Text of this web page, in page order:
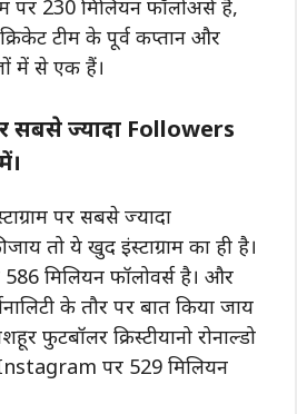
पर 230 मिलियन फॉलोअर्स है,
टीम के पूर्व कप्तान और
में से एक हैं।
सबसे ज्यादा Followers
पर सबसे ज्यादा
तो ये खुद इंस्टाग्राम का ही है।
मिलियन फॉलोवर्स है। और
के तौर पर बात किया जाय
फुटबॉलर क्रिस्टीयानो रोनाल्डो
पर 529 मिलियन